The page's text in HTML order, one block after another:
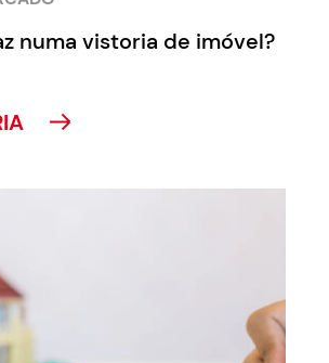
numa vistoria de imóvel?